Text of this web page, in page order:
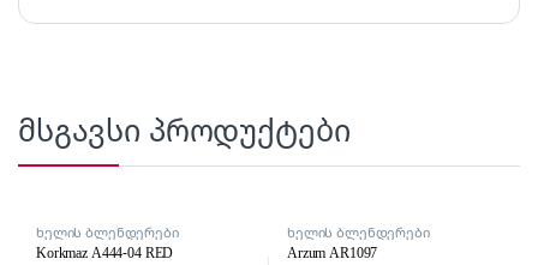
მსგავსი პროდუქტები
ხელის ბლენდერები
Korkmaz A444-04 RED
ხელის ბლენდერები
Arzum AR1097